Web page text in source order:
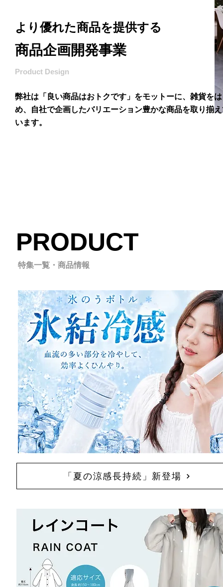
より優れた商品を提供する
商品企画開発事業
Product Design
弊社は「良い商品はおトクです」をモットーに、雑貨を
め、自社で企画したバリエーション豊かな商品を取り揃
います。
PRODUCT
特集一覧・商品情報
「夏の涼感長持続」新登場